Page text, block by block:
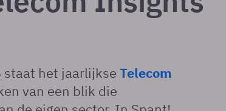
staat het jaarlijkse Telecom
van een blik die